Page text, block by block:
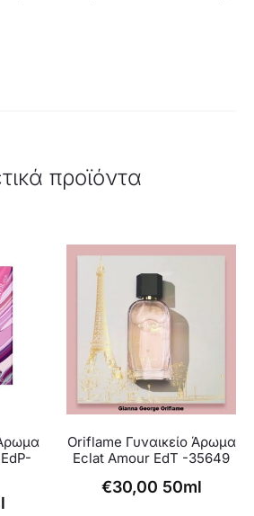
προϊόντα
Oriflame Γυναικείο Άρωμα
Eclat Amour EdT -35649
€30,00 50ml